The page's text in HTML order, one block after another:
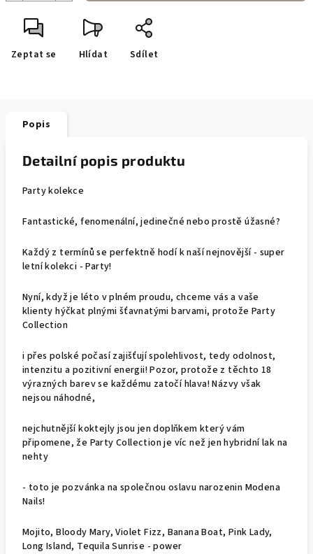
Zeptat se Hlídat Sdílet
Popis
Detailní popis produktu
Party kolekce
Fantastické, fenomenální, jedinečné nebo prostě úžasné?
Každý z termínů se perfektně hodí k naší nejnovější - super
letní kolekci - Party!
Nyní, když je léto v plném proudu, chceme vás a vaše
klienty hýčkat plnými šťavnatými barvami, protože Party
Collection
i přes polské počasí zajišťují spolehlivost, tedy odolnost,
intenzitu a pozitivní energii! Pozor, protože z těchto 18
výrazných barev se každému zatočí hlava! Názvy však
nejsou náhodné,
nejchutnější koktejly jsou jen doplňkem který vám
připomene, že Party Collection je víc než jen hybridní lak na
nehty
- toto je pozvánka na společnou oslavu narozenin Modena
Nails!
Mojito, Bloody Mary, Violet Fizz, Banana Boat, Pink Lady,
Long Island, Tequila Sunrise - power